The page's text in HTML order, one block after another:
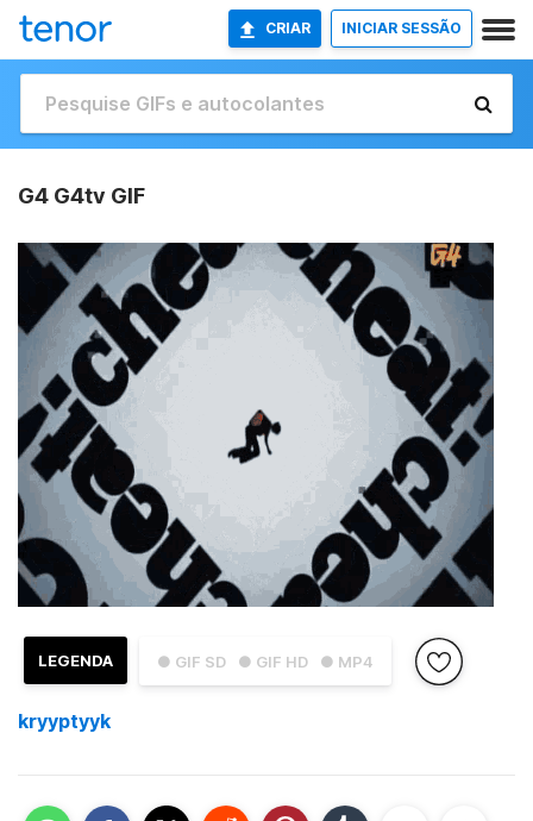
CRIAR INICIAR SESSÃO
G4 G4tv GIF
● GIF SD ● GIF HD ● MP4
LEGENDA
kryyptyyk